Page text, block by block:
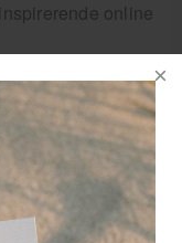
online
aan langdurige
tips voor
in de praktijk.